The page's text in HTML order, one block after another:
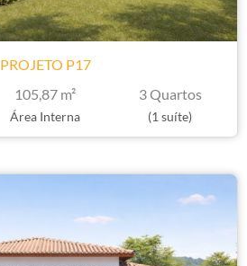
PROJETO P17
105,87 m²
Área Interna
3 Quartos
(1 suíte)